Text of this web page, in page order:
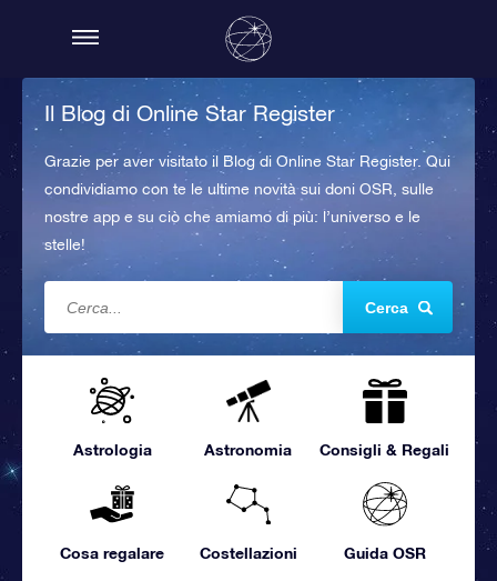
Il Blog di Online Star Register
Grazie per aver visitato il Blog di Online Star Register. Qui
condividiamo con te le ultime novità sui doni OSR, sulle
nostre app e su ciò che amiamo di più: l’universo e le
stelle!
Cerca
Astrologia Astronomia Consigli & Regali
Cosa regalare Costellazioni Guida OSR